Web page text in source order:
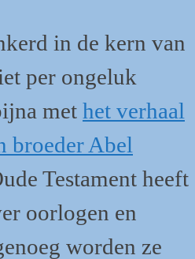
in de kern van
per ongeluk
met het verhaal
broeder Abel
Testament heeft
oorlogen en
worden ze